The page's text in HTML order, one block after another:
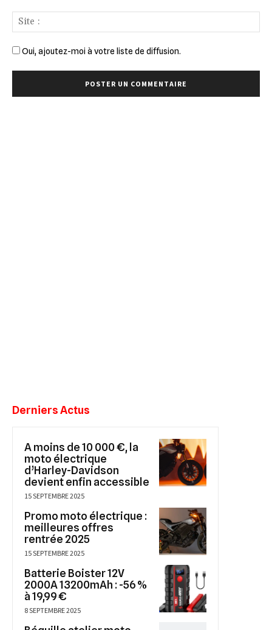
Oui, ajoutez-moi à votre liste de diffusion.
Derniers Actus
A moins de 10 000 €, la
moto électrique
d’Harley-Davidson
devient enfin accessible
15 SEPTEMBRE 2025
Promo moto électrique :
meilleures offres
rentrée 2025
15 SEPTEMBRE 2025
Batterie Boister 12V
2000A 13200mAh : -56 %
à 19,99 €
8 SEPTEMBRE 2025